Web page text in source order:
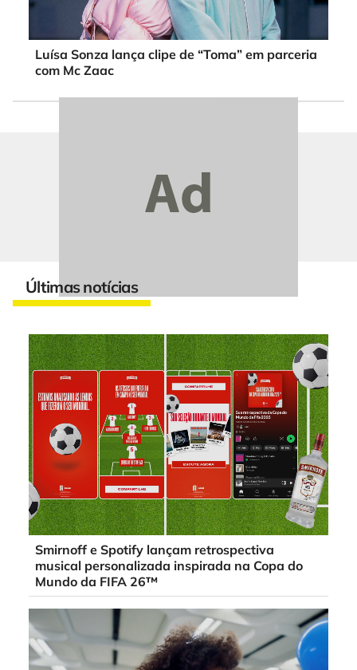
Luísa Sonza lança clipe de “Toma” em parceria
com Mc Zaac
Últimas notícias
Smirnoff e Spotify lançam retrospectiva
musical personalizada inspirada na Copa do
Mundo da FIFA 26™